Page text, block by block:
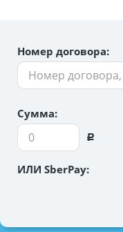
Номер договора:
Сумма:
Р
ИЛИ SberPay: